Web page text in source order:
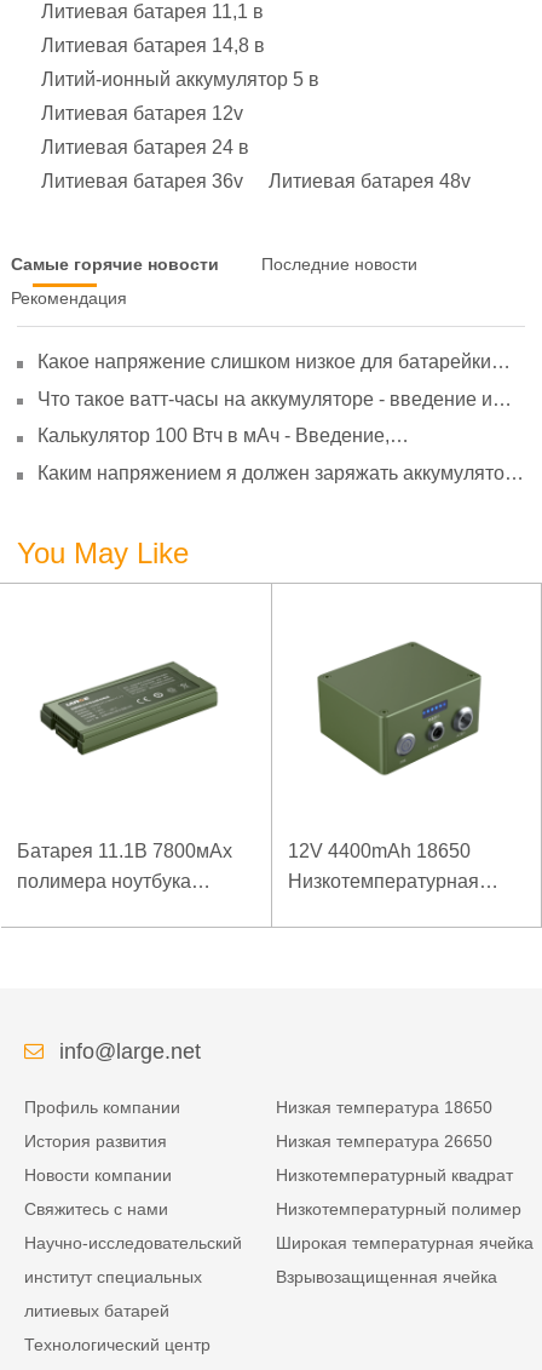
Литиевая батарея 11,1 в
Литиевая батарея 14,8 в
Литий-ионный аккумулятор 5 в
Литиевая батарея 12v
Литиевая батарея 24 в
Литиевая батарея 36v
Литиевая батарея 48v
Самые горячие новости
Последние новости
Рекомендация
Какое напряжение слишком низкое для батарейки
старение
Что такое ватт-часы на аккумуляторе - введение и
Калькулятор 100 Втч в мАч - Введение,
Каким напряжением я должен заряжать аккумулятор
You May Like
Батарея 11.1В 7800мАх
полимера ноутбука
12V 4400mAh 18650
Низкотемпературная
info@large.net
Профиль компании
История развития
Новости компании
Свяжитесь с нами
Научно-исследовательский
институт специальных
литиевых батарей
Технологический центр
Низкая температура 18650
Низкая температура 26650
Низкотемпературный квадрат
Низкотемпературный полимер
Широкая температурная ячейка
Взрывозащищенная ячейка